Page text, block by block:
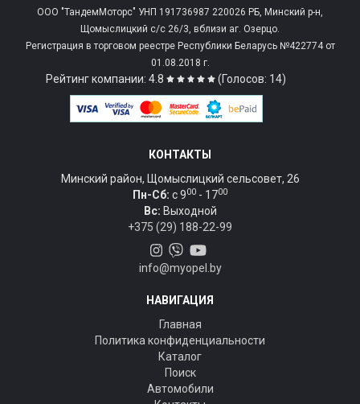
ООО "ТандемМоторс" УНП 191736987 220026 РБ, Минский р-н,
Щомыслицкий с/c 26/3, вблизи аг. Озерцо.
Регистрация в торговом реестре Республики Беларусь №422774 от
01.08.2018 г.
Рейтинг компании: 4.8 (Голосов: 14)
КОНТАКТЫ
Минский район, Щомыслицкий сельсовет, 26
Пн-Сб: c 900 - 1700
Вс: Выходной
+375 (29) 188-22-99
info@myopel.by
НАВИГАЦИЯ
Главная
Политика конфиденциальности
Каталог
Поиск
Автомобили